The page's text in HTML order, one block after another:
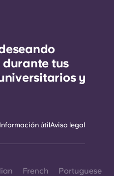
tus
y
Información útilAviso legal
French Portuguese